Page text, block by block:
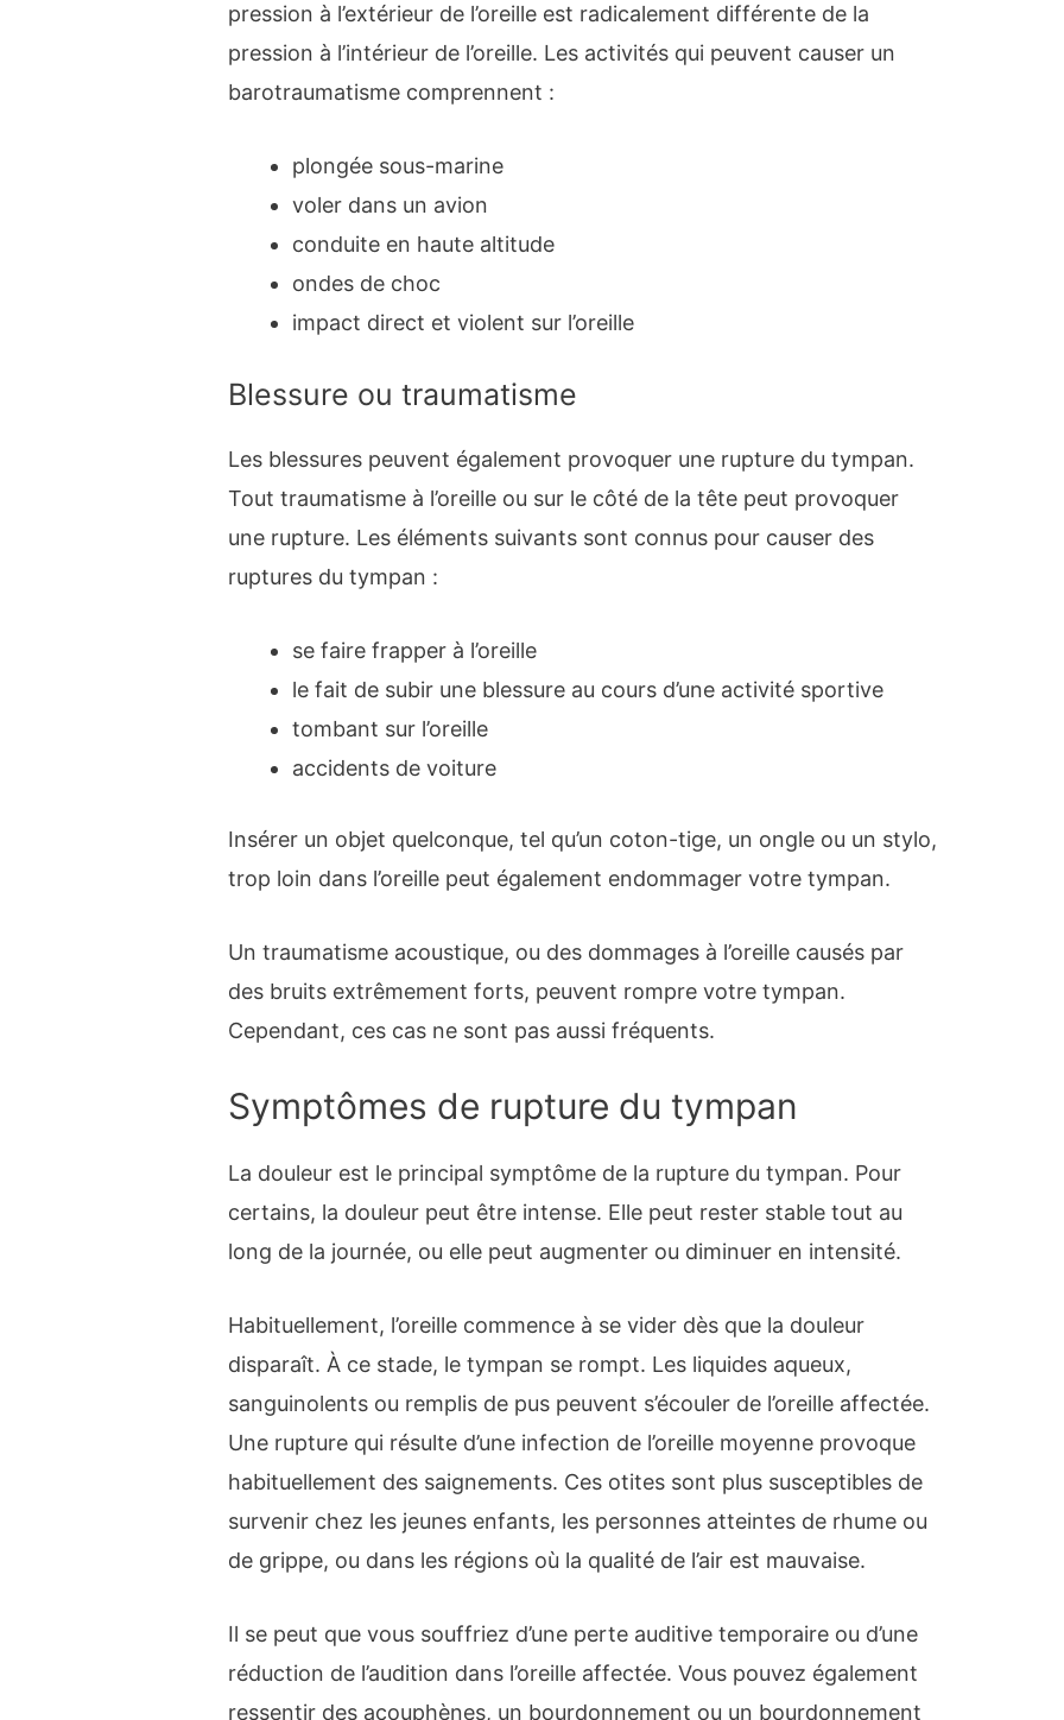
pression à l’extérieur de l’oreille est radicalement différente de la
pression à l’intérieur de l’oreille. Les activités qui peuvent causer un
barotraumatisme comprennent :
plongée sous-marine
voler dans un avion
conduite en haute altitude
ondes de choc
impact direct et violent sur l’oreille
Blessure ou traumatisme
Les blessures peuvent également provoquer une rupture du tympan.
Tout traumatisme à l’oreille ou sur le côté de la tête peut provoquer
une rupture. Les éléments suivants sont connus pour causer des
ruptures du tympan :
se faire frapper à l’oreille
le fait de subir une blessure au cours d’une activité sportive
tombant sur l’oreille
accidents de voiture
Insérer un objet quelconque, tel qu’un coton-tige, un ongle ou un stylo,
trop loin dans l’oreille peut également endommager votre tympan.
Un traumatisme acoustique, ou des dommages à l’oreille causés par
des bruits extrêmement forts, peuvent rompre votre tympan.
Cependant, ces cas ne sont pas aussi fréquents.
Symptômes de rupture du tympan
La douleur est le principal symptôme de la rupture du tympan. Pour
certains, la douleur peut être intense. Elle peut rester stable tout au
long de la journée, ou elle peut augmenter ou diminuer en intensité.
Habituellement, l’oreille commence à se vider dès que la douleur
disparaît. À ce stade, le tympan se rompt. Les liquides aqueux,
sanguinolents ou remplis de pus peuvent s’écouler de l’oreille affectée.
Une rupture qui résulte d’une infection de l’oreille moyenne provoque
habituellement des saignements. Ces otites sont plus susceptibles de
survenir chez les jeunes enfants, les personnes atteintes de rhume ou
de grippe, ou dans les régions où la qualité de l’air est mauvaise.
Il se peut que vous souffriez d’une perte auditive temporaire ou d’une
réduction de l’audition dans l’oreille affectée. Vous pouvez également
ressentir des acouphènes, un bourdonnement ou un bourdonnement